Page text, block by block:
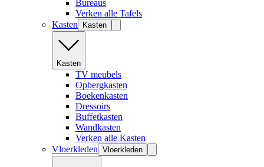
Bureaus
Verken alle Tafels
Kasten
Kasten
Kasten
TV meubels
Opbergkasten
Boekenkasten
Dressoirs
Buffetkasten
Wandkasten
Verken alle Kasten
Vloerkleden Vloerkleden